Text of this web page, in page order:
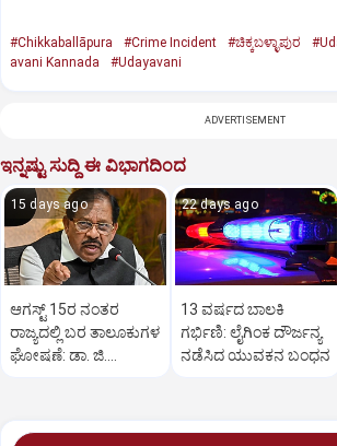
#Chikkaballāpura #Crime Incident #ಚಿಕ್ಕಬಳ್ಳಾಪುರ
avani Kannada
#Udayavani
ADVERTISEMENT
ಇನ್ನಷ್ಟು ಸುದ್ದಿ ಈ ವಿಭಾಗದಿಂದ
15 days ago
ಆಗಸ್ಟ್ 15ರ ನಂತರ
ರಾಜ್ಯದಲ್ಲಿ ಬರ ತಾಲೂಕುಗಳ
ಘೋಷಣೆ: ಡಾ. ಜಿ.
22 days ago
13 ವರ್ಷದ ಬಾಲಕಿ
ಗರ್ಭಿಣಿ: ಲೈಗಿಂಕ ದೌರ್ಜನ್ಯ
ನಡೆಸಿದ ಯುವಕನ ಬಂಧನ